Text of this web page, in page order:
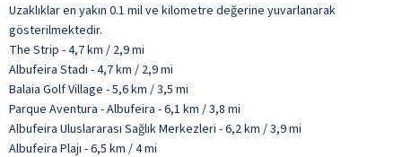
Uzaklıklar en yakın 0.1 mil ve kilometre değerine yuvarlanarak
gösterilmektedir.
The Strip - 4,7 km / 2,9 mi
Albufeira Stadı - 4,7 km / 2,9 mi
Balaia Golf Village - 5,6 km / 3,5 mi
Parque Aventura - Albufeira - 6,1 km / 3,8 mi
Albufeira Uluslararası Sağlık Merkezleri - 6,2 km / 3,9 mi
Albufeira Plajı - 6,5 km / 4 mi